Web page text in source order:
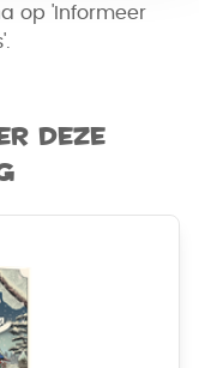
op 'Informeer
deze